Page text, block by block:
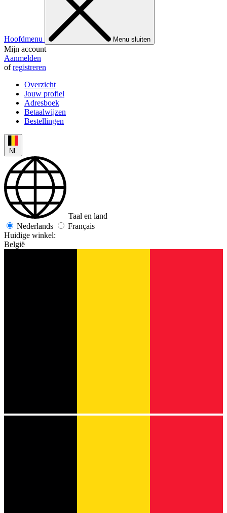
Hoofdmenu Menu sluiten
Mijn account
Aanmelden
ofregistreren
Overzicht
Jouw profiel
Adresboek
Betaalwijzen
Bestellingen
NL
Taal en land
Nederlands
Français
Huidige winkel:
België